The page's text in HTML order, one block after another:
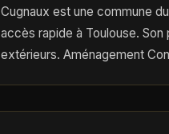
Cugnaux est une commune
accès rapide à Toulouse.
extérieurs. Aménagement